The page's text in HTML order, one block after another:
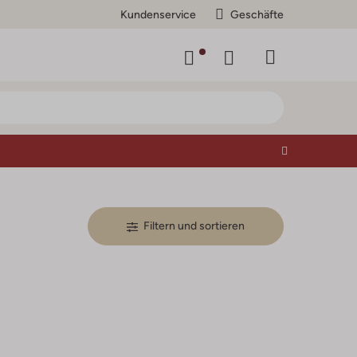
Kundenservice Geschäfte
Filtern und sortieren